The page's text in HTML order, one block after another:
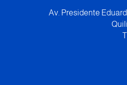
Av. Presidente